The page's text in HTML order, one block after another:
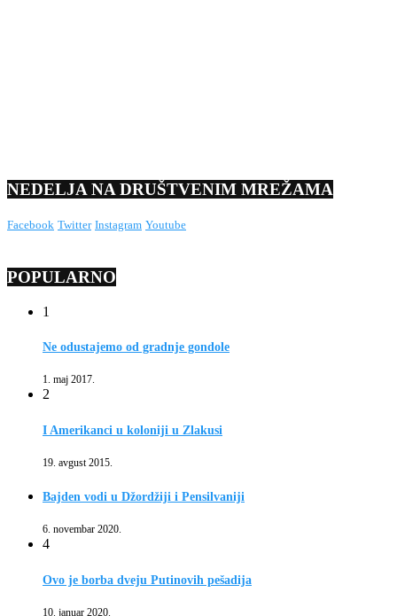
NEDELJA NA DRUŠTVENIM MREŽAMA
Facebook Twitter Instagram Youtube
POPULARNO
1
Ne odustajemo od gradnje gondole
1. maj 2017.
2
I Amerikanci u koloniji u Zlakusi
19. avgust 2015.
Bajden vodi u Džordžiji i Pensilvaniji
6. novembar 2020.
4
Ovo je borba dveju Putinovih pešadija
10. januar 2020.